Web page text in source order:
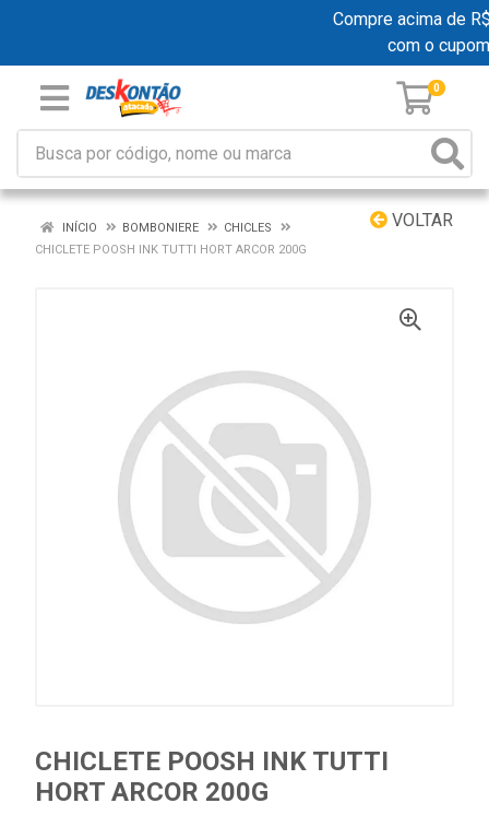
Compre acima de
com o
0
VOLTAR
INÍCIO BOMBONIERE
CHICLES
CHICLETE POOSH INK TUTTI HORT ARCOR 200G
CHICLETE POOSH INK TUTTI
HORT ARCOR 200G